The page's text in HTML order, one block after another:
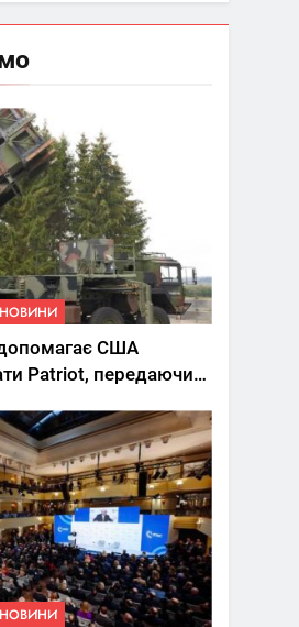
НОВИНИ
США
Patriot, передаючи
НОВИНИ